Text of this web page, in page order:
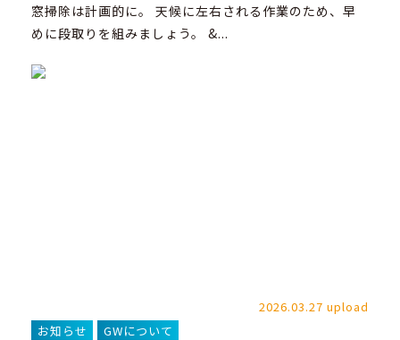
窓掃除は計画的に。 天候に左右される作業のため、早
めに段取りを組みましょう。 &...
2026.03.27 upload
お知らせ
GWについて